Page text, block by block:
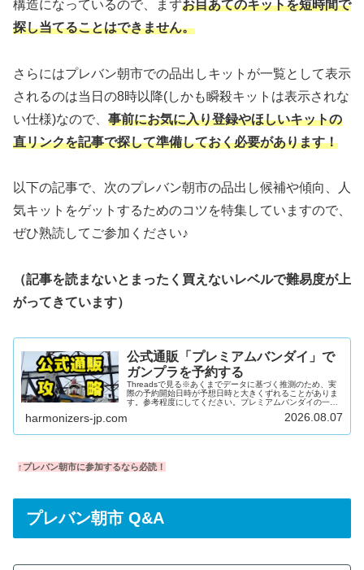
構造になっているので、まずお目あてのキットを短時間で
探し当てることはできません。
さらにはプレバン朝市での品出しキットが一覧として表示
されるのは当日の8時以降(しかも瞬殺キットは表示されな
い仕様)なので、 事前にお気に入り登録やほしいキットの
直リンクを記事で探して準備しておく必要があります！
以下の記事で、次のプレバン朝市の品出し候補や傾向、人
気キットをゲットするためのコツを特集していますので、
ぜひ熟読してご参加ください♪
（記事を読まないとまったく買えないレベルで難易度が上
がってきています）
公式通販「プレミアムバンダイ」で
ガンプラを予約する
Threadsで見る※あくまでデータに基づく推測のため、実
際の予約開始日時が予想日時と大きくずれることがありま
す。参考程度にしてください。プレミアムバンダイの一日
バン朝市※月～土限定。統計的には木金、次に火水が特に
品ページがなかったガンプラが突如予約受付されることが
harmonizers-jp.com 2026.08.07
↑プレバン朝市に参加するなら必読！
プレバン朝市 Q&A